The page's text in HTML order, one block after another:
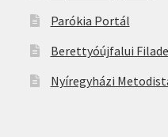
Parókia Portál
Berettyóújfalui
Nyíregyházi